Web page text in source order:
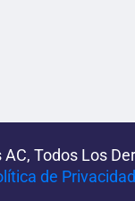
Todos Los
de Privacidad‌­